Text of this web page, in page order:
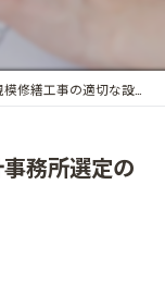
繕工事の適切な設計事務所選定のポイント
務所選定の